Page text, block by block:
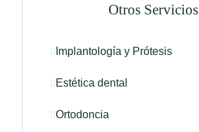
Otros Servicios
Implantología y Prótesis
Estética dental
Ortodoncia